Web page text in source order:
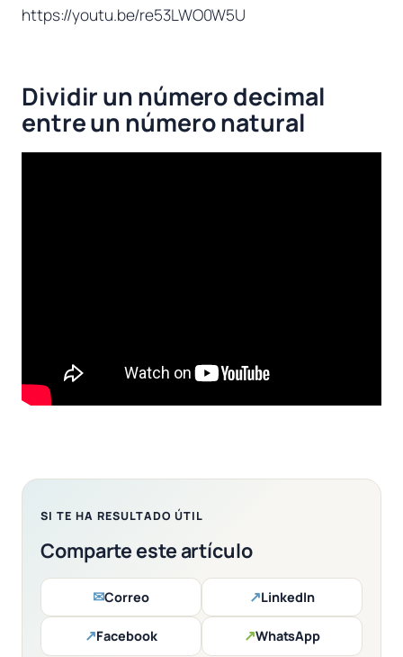
https://youtu.be/re53LWO0W5U
Dividir un número decimal
entre un número natural
SI TE HA RESULTADO ÚTIL
Comparte este artículo
✉Correo ↗LinkedIn
↗Facebook ↗WhatsApp